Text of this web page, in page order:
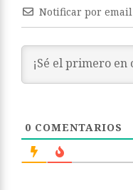
Notificar por email
0 COMENTARIOS